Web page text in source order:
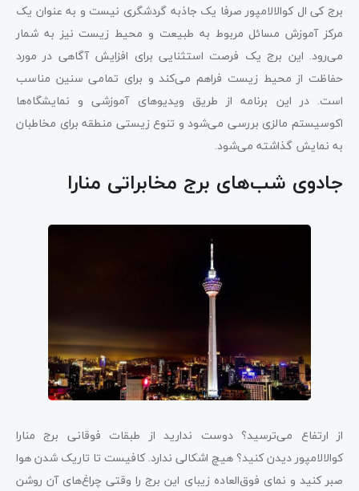
برج کی ال کوالالامپور صرفا یک جاذبه گردشگری نیست و به عنوان یک
مرکز آموزش مسائل مربوط به طبیعت و محیط زیست نیز به شمار
می‌رود. این برج یک فرصت استثنایی برای افزایش آگاهی در مورد
حفاظت از محیط زیست فراهم می‌کند و برای تمامی سنین مناسب
است. در این برنامه از طریق ویدیوهای آموزشی و نمایشگاه‌ها
اکوسیستم مالزی بررسی می‌شود و تنوع زیستی منطقه برای مخاطبان
به نمایش گذاشته می‌شود.
جادوی شب‌های برج مخابراتی منارا
از ارتفاع می‌ترسید؟ دوست ندارید از طبقات فوقانی برج منارا
کوالالامپور دیدن کنید؟ هیچ اشکالی ندارد. کافیست تا تاریک شدن هوا
صبر کنید و نمای فوق‌العاده زیبای این برج را وقتی چراغ‌های آن روشن